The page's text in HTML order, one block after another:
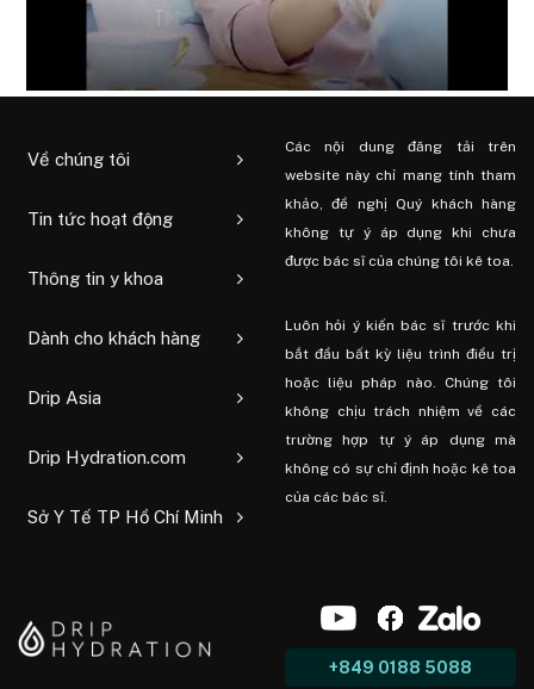
Về chúng tôi
Tin tức hoạt động
Thông tin y khoa
Dành cho khách hàng
Drip Asia
Drip Hydration.com
Sở Y Tế TP Hồ Chí Minh
Các nội dung đăng tải trên
website này chỉ mang tính tham
khảo, đề nghị Quý khách hàng
không tự ý áp dụng khi chưa
được bác sĩ của chúng tôi kê toa.
Luôn hỏi ý kiến ​​bác sĩ trước khi
bắt đầu bất kỳ liệu trình điều trị
hoặc liệu pháp nào. Chúng tôi
không chịu trách nhiệm về các
trường hợp tự ý áp dụng mà
không có sự chỉ định hoặc kê toa
của các bác sĩ.
+849 0188 5088